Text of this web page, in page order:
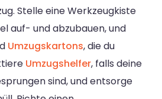
Stelle eine Werkzeugkiste
auf- und abzubauen, und
Umzugskartons, die du
Umzugshelfer, falls deine
sind, und entsorge